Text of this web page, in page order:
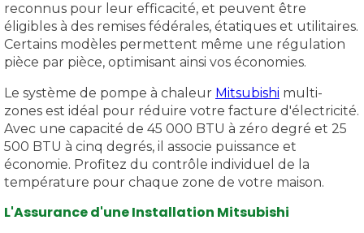
reconnus pour leur efficacité, et peuvent être
éligibles à des remises fédérales, étatiques et utilitaires.
Certains modèles permettent même une régulation
pièce par pièce, optimisant ainsi vos économies.
Le système de pompe à chaleur Mitsubishi multi-
zones est idéal pour réduire votre facture d'électricité.
Avec une capacité de 45 000 BTU à zéro degré et 25
500 BTU à cinq degrés, il associe puissance et
économie. Profitez du contrôle individuel de la
température pour chaque zone de votre maison.
L'Assurance d'une Installation Mitsubishi